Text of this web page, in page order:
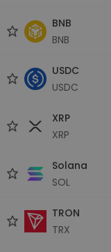
BNB
BNB
USDC
USDC
XRP
XRP
Solana
SOL
TRON
TRX